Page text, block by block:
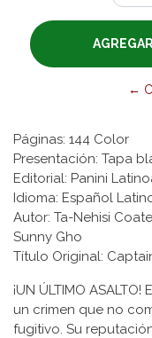
←
Páginas: 144 Color
Presentación: Tapa
Editorial: Panini
Idioma: Español
Autor: Ta-Nehisi
Sunny Gho
Título Original:
¡UN ÚLTIMO
un crimen que no
fugitivo. Su